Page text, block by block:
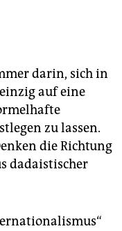
darin, sich in
auf eine
zu lassen.
die Richtung
dadaistischer